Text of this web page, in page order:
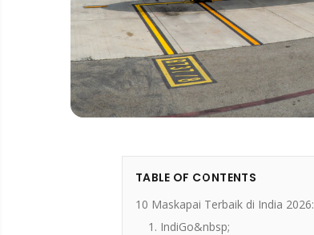
TABLE OF CONTENTS
10 Maskapai Terbaik di India 2026:
1. IndiGo&nbsp;